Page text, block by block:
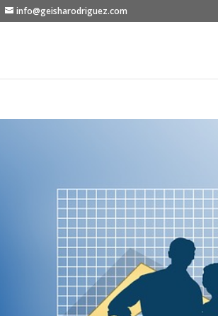
info@geisharodriguez.com